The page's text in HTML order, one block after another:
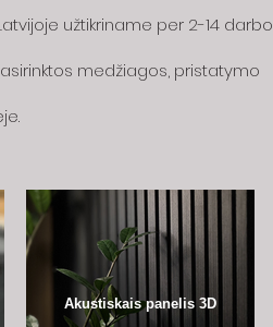
užtikriname per 2-14 darbo
medžiagos, pristatymo
Akustiskais panelis 3D